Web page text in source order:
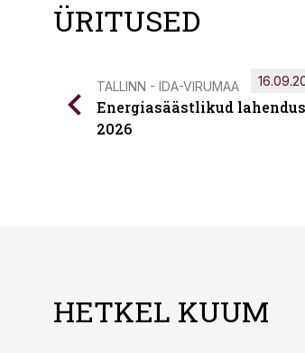
ÜRITUSED
TALLINN - IDA-VIRUMAA
Energiasäästlikud
2026
HETKEL KUUM